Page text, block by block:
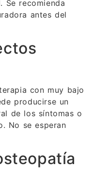
Se recomienda
antes del
con muy bajo
producirse un
de los síntomas o
No se esperan